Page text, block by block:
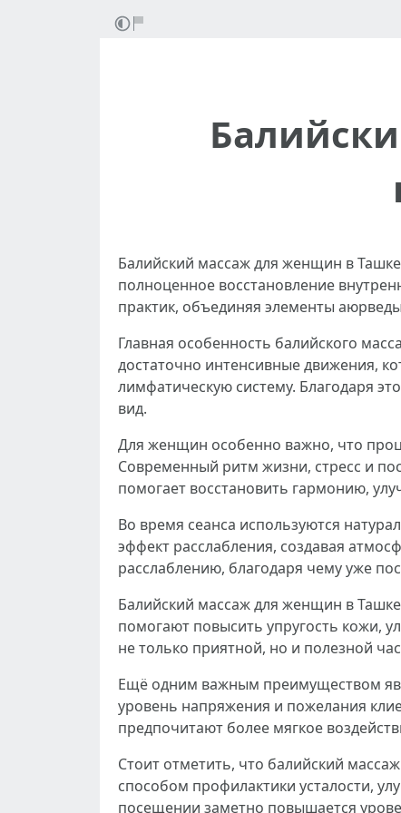
Балийский массаж для женщин в
полноценное восстановление
практик, объединяя элементы
Главная особенность балийского
достаточно интенсивные движения,
лимфатическую систему. Благодаря
вид.
Для женщин особенно важно, что
Современный ритм жизни, стресс и
помогает восстановить гармонию,
Во время сеанса используются
эффект расслабления, создавая
расслаблению, благодаря чему уже
Балийский массаж для женщин в
помогают повысить упругость кожи,
не только приятной, но и полезной
Ещё одним важным преимуществом
уровень напряжения и пожелания
предпочитают более мягкое
Стоит отметить, что балийский
способом профилактики усталости,
посещении заметно повышается